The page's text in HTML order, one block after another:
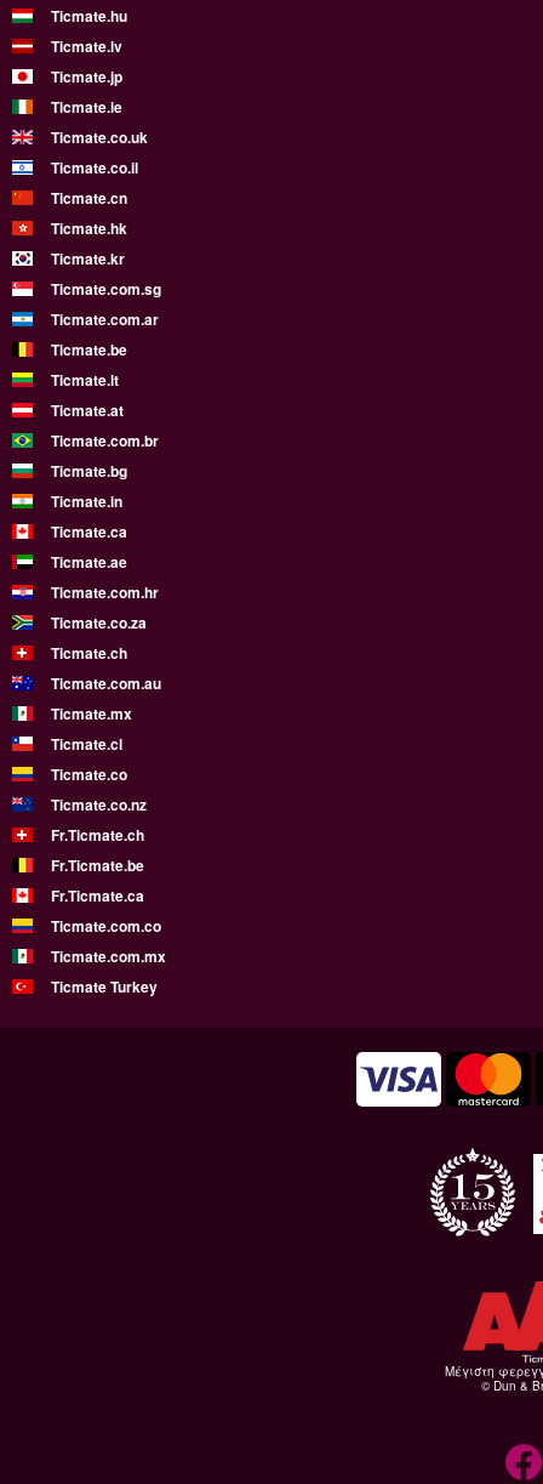
Ticmate.hu
Ticmate.lv
Ticmate.jp
Ticmate.ie
Ticmate.co.uk
Ticmate.co.il
Ticmate.cn
Ticmate.hk
Ticmate.kr
Ticmate.com.sg
Ticmate.com.ar
Ticmate.be
Ticmate.lt
Ticmate.at
Ticmate.com.br
Ticmate.bg
Ticmate.in
Ticmate.ca
Ticmate.ae
Ticmate.com.hr
Ticmate.co.za
Ticmate.ch
Ticmate.com.au
Ticmate.mx
Ticmate.cl
Ticmate.co
Ticmate.co.nz
Fr.Ticmate.ch
Fr.Ticmate.be
Fr.Ticmate.ca
Ticmate.com.co
Ticmate.com.mx
Ticmate Turkey
Μέγιστη
© Dun &